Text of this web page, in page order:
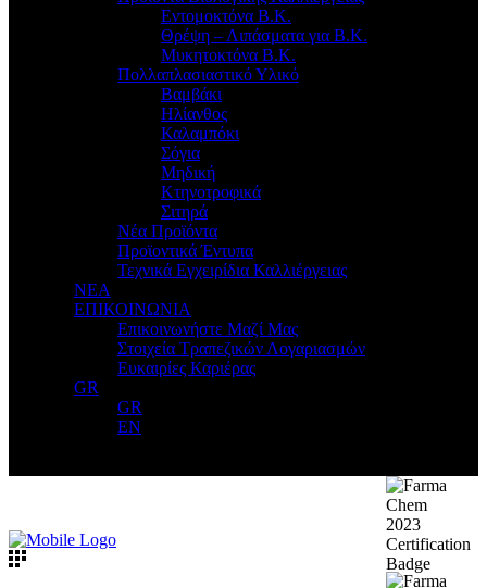
Εντομοκτόνα Β.Κ.
Θρέψη – Λιπάσματα για Β.Κ.
Μυκητοκτόνα Β.Κ.
Πολλαπλασιαστικό Υλικό
Βαμβάκι
Ηλίανθος
Καλαμπόκι
Σόγια
Μηδική
Κτηνοτροφικά
Σιτηρά
Νέα Προϊόντα
Προϊοντικά Έντυπα
Τεχνικά Εγχειρίδια Καλλιέργειας
ΝΕΑ
ΕΠΙΚΟΙΝΩΝΙΑ
Επικοινωνήστε Μαζί Μας
Στοιχεία Τραπεζικών Λογαριασμών
Ευκαιρίες Καριέρας
GR
GR
EN